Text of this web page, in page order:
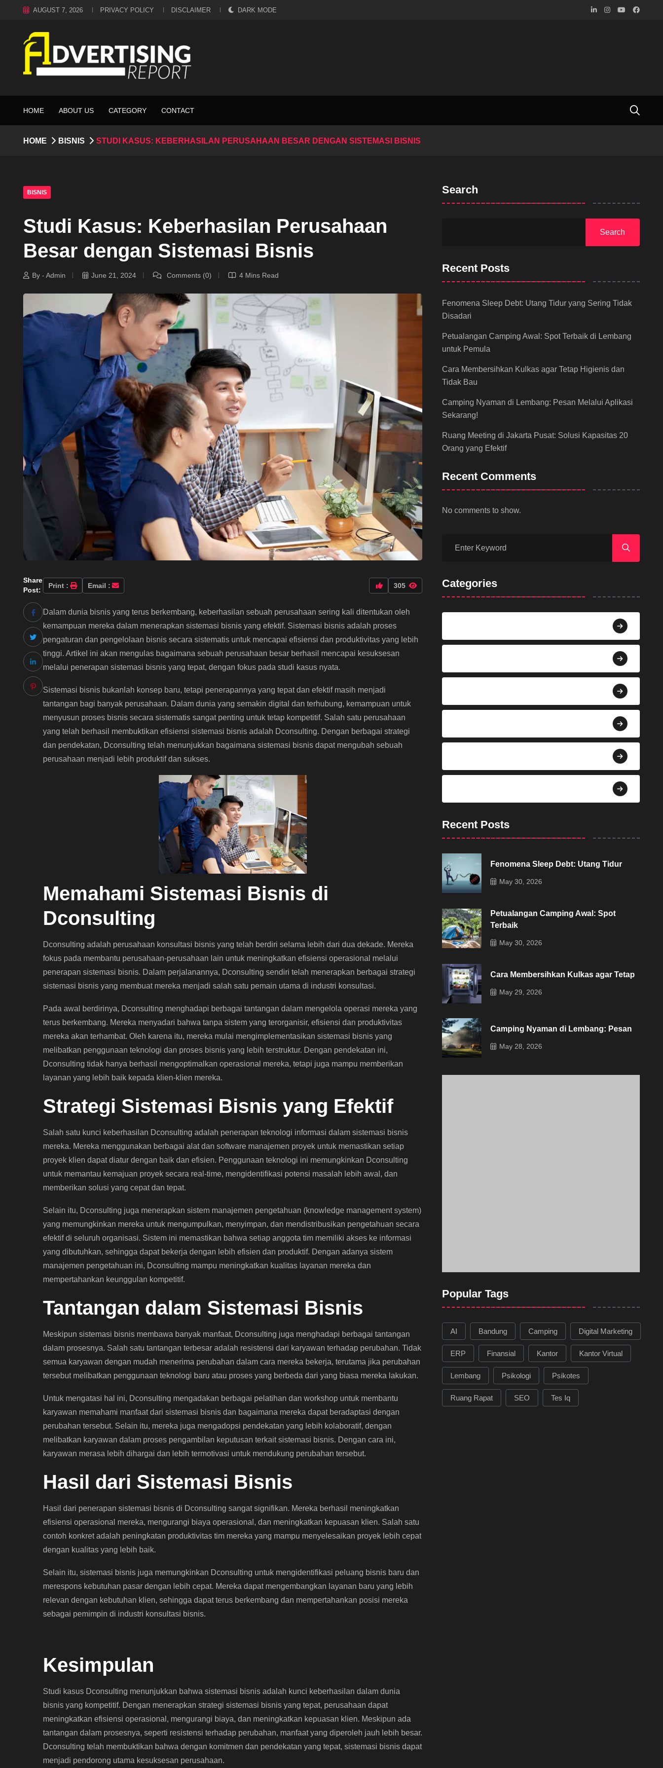
AUGUST 7, 2026 PRIVACY POLICY DISCLAIMER DARK MODE
HOME ABOUT US CATEGORY CONTACT
HOME BISNIS STUDI KASUS: KEBERHASILAN PERUSAHAAN BESAR DENGAN SISTEMASI BISNIS
BISNIS
Studi Kasus: Keberhasilan Perusahaan
Besar dengan Sistemasi Bisnis
By - Admin June 21, 2024 Comments (0) 4 Mins Read
Share
Post:
Print : Email : 305
Dalam dunia bisnis yang terus berkembang, keberhasilan sebuah perusahaan sering kali ditentukan oleh
kemampuan mereka dalam menerapkan sistemasi bisnis yang efektif. Sistemasi bisnis adalah proses
pengaturan dan pengelolaan bisnis secara sistematis untuk mencapai efisiensi dan produktivitas yang lebih
tinggi. Artikel ini akan mengulas bagaimana sebuah perusahaan besar berhasil mencapai kesuksesan
melalui penerapan sistemasi bisnis yang tepat, dengan fokus pada studi kasus nyata.
Sistemasi bisnis bukanlah konsep baru, tetapi penerapannya yang tepat dan efektif masih menjadi
tantangan bagi banyak perusahaan. Dalam dunia yang semakin digital dan terhubung, kemampuan untuk
menyusun proses bisnis secara sistematis sangat penting untuk tetap kompetitif. Salah satu perusahaan
yang telah berhasil membuktikan efisiensi sistemasi bisnis adalah Dconsulting. Dengan berbagai strategi
dan pendekatan, Dconsulting telah menunjukkan bagaimana sistemasi bisnis dapat mengubah sebuah
perusahaan menjadi lebih produktif dan sukses.
Memahami Sistemasi Bisnis di
Dconsulting
Dconsulting adalah perusahaan konsultasi bisnis yang telah berdiri selama lebih dari dua dekade. Mereka
fokus pada membantu perusahaan-perusahaan lain untuk meningkatkan efisiensi operasional melalui
penerapan sistemasi bisnis. Dalam perjalanannya, Dconsulting sendiri telah menerapkan berbagai strategi
sistemasi bisnis yang membuat mereka menjadi salah satu pemain utama di industri konsultasi.
Pada awal berdirinya, Dconsulting menghadapi berbagai tantangan dalam mengelola operasi mereka yang
terus berkembang. Mereka menyadari bahwa tanpa sistem yang terorganisir, efisiensi dan produktivitas
mereka akan terhambat. Oleh karena itu, mereka mulai mengimplementasikan sistemasi bisnis yang
melibatkan penggunaan teknologi dan proses bisnis yang lebih terstruktur. Dengan pendekatan ini,
Dconsulting tidak hanya berhasil mengoptimalkan operasional mereka, tetapi juga mampu memberikan
layanan yang lebih baik kepada klien-klien mereka.
Strategi Sistemasi Bisnis yang Efektif
Salah satu kunci keberhasilan Dconsulting adalah penerapan teknologi informasi dalam sistemasi bisnis
mereka. Mereka menggunakan berbagai alat dan software manajemen proyek untuk memastikan setiap
proyek klien dapat diatur dengan baik dan efisien. Penggunaan teknologi ini memungkinkan Dconsulting
untuk memantau kemajuan proyek secara real-time, mengidentifikasi potensi masalah lebih awal, dan
memberikan solusi yang cepat dan tepat.
Selain itu, Dconsulting juga menerapkan sistem manajemen pengetahuan (knowledge management system)
yang memungkinkan mereka untuk mengumpulkan, menyimpan, dan mendistribusikan pengetahuan secara
efektif di seluruh organisasi. Sistem ini memastikan bahwa setiap anggota tim memiliki akses ke informasi
yang dibutuhkan, sehingga dapat bekerja dengan lebih efisien dan produktif. Dengan adanya sistem
manajemen pengetahuan ini, Dconsulting mampu meningkatkan kualitas layanan mereka dan
mempertahankan keunggulan kompetitif.
Tantangan dalam Sistemasi Bisnis
Meskipun sistemasi bisnis membawa banyak manfaat, Dconsulting juga menghadapi berbagai tantangan
dalam prosesnya. Salah satu tantangan terbesar adalah resistensi dari karyawan terhadap perubahan. Tidak
semua karyawan dengan mudah menerima perubahan dalam cara mereka bekerja, terutama jika perubahan
tersebut melibatkan penggunaan teknologi baru atau proses yang berbeda dari yang biasa mereka lakukan.
Untuk mengatasi hal ini, Dconsulting mengadakan berbagai pelatihan dan workshop untuk membantu
karyawan memahami manfaat dari sistemasi bisnis dan bagaimana mereka dapat beradaptasi dengan
perubahan tersebut. Selain itu, mereka juga mengadopsi pendekatan yang lebih kolaboratif, dengan
melibatkan karyawan dalam proses pengambilan keputusan terkait sistemasi bisnis. Dengan cara ini,
karyawan merasa lebih dihargai dan lebih termotivasi untuk mendukung perubahan tersebut.
Hasil dari Sistemasi Bisnis
Hasil dari penerapan sistemasi bisnis di Dconsulting sangat signifikan. Mereka berhasil meningkatkan
efisiensi operasional mereka, mengurangi biaya operasional, dan meningkatkan kepuasan klien. Salah satu
contoh konkret adalah peningkatan produktivitas tim mereka yang mampu menyelesaikan proyek lebih cepat
dengan kualitas yang lebih baik.
Selain itu, sistemasi bisnis juga memungkinkan Dconsulting untuk mengidentifikasi peluang bisnis baru dan
merespons kebutuhan pasar dengan lebih cepat. Mereka dapat mengembangkan layanan baru yang lebih
relevan dengan kebutuhan klien, sehingga dapat terus berkembang dan mempertahankan posisi mereka
sebagai pemimpin di industri konsultasi bisnis.
Kesimpulan
Studi kasus Dconsulting menunjukkan bahwa sistemasi bisnis adalah kunci keberhasilan dalam dunia
bisnis yang kompetitif. Dengan menerapkan strategi sistemasi bisnis yang tepat, perusahaan dapat
meningkatkan efisiensi operasional, mengurangi biaya, dan meningkatkan kepuasan klien. Meskipun ada
tantangan dalam prosesnya, seperti resistensi terhadap perubahan, manfaat yang diperoleh jauh lebih besar.
Dconsulting telah membuktikan bahwa dengan komitmen dan pendekatan yang tepat, sistemasi bisnis dapat
menjadi pendorong utama kesuksesan perusahaan.
Search
Search
Recent Posts
Fenomena Sleep Debt: Utang Tidur yang Sering Tidak
Disadari
Petualangan Camping Awal: Spot Terbaik di Lembang
untuk Pemula
Cara Membersihkan Kulkas agar Tetap Higienis dan
Tidak Bau
Camping Nyaman di Lembang: Pesan Melalui Aplikasi
Sekarang!
Ruang Meeting di Jakarta Pusat: Solusi Kapasitas 20
Orang yang Efektif
Recent Comments
No comments to show.
Categories
Recent Posts
Fenomena Sleep Debt: Utang Tidur
May 30, 2026
Petualangan Camping Awal: Spot
Terbaik
May 30, 2026
Cara Membersihkan Kulkas agar Tetap
May 29, 2026
Camping Nyaman di Lembang: Pesan
May 28, 2026
Popular Tags
AI Bandung Camping Digital Marketing
ERP Finansial Kantor Kantor Virtual
Lembang Psikologi Psikotes
Ruang Rapat SEO Tes Iq